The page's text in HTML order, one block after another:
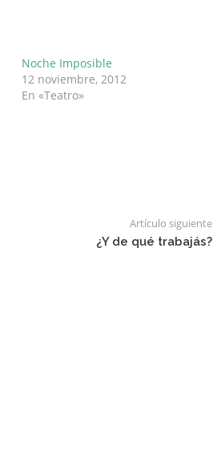
Noche Imposible
12 noviembre, 2012
En «Teatro»
Artículo siguiente
¿Y de qué trabajás?